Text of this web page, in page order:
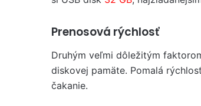
Prenosová rýchlosť
Druhým veľmi dôležitým
diskovej pamäte. Pomalá
čakanie.